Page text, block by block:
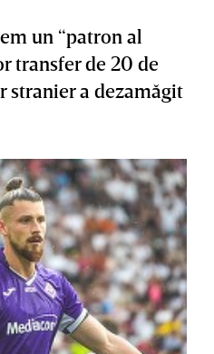
un “patron al
transfer de 20 de
stranier a dezamăgit